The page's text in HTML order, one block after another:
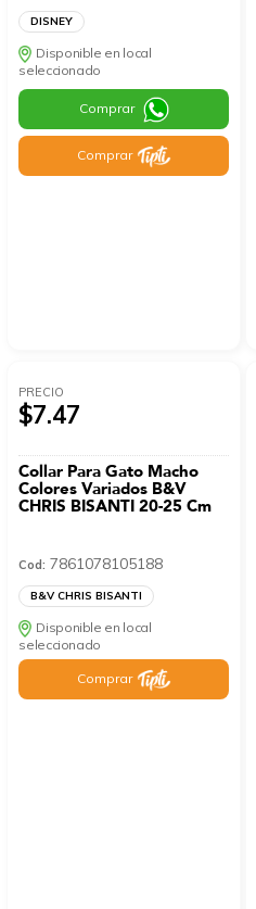
DISNEY
Disponible en local
seleccionado
Comprar
Comprar
PRECIO
$7.47
Collar Para Gato Macho
Colores Variados B&V
CHRIS BISANTI 20-25 Cm
Cod: 7861078105188
B&V CHRIS BISANTI
Disponible en local
seleccionado
Comprar